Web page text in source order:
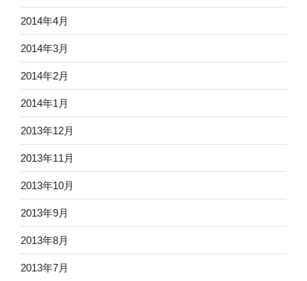
2014年4月
2014年3月
2014年2月
2014年1月
2013年12月
2013年11月
2013年10月
2013年9月
2013年8月
2013年7月